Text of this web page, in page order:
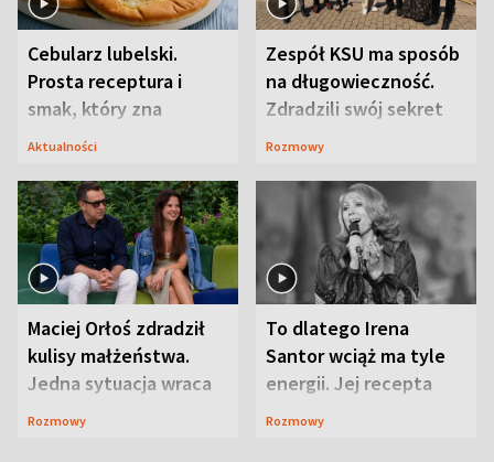
Cebularz lubelski.
Prosta receptura i
smak, który zna
Lubelszczyzna
Aktualności
Zespół KSU ma sposób
na długowieczność.
Zdradzili swój sekret
Rozmowy
Maciej Orłoś zdradził
kulisy małżeństwa.
Jedna sytuacja wraca
jak bumerang
Rozmowy
To dlatego Irena
Santor wciąż ma tyle
energii. Jej recepta
jest zaskakująco
Rozmowy